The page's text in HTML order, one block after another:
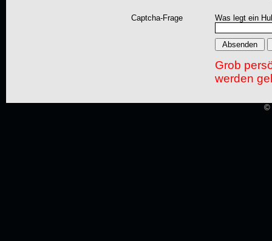
Captcha-Frage Was legt ein
Grob
werden
©